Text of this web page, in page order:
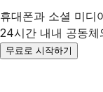
휴대폰과 소셜 미디
24시간 내내 공동체
무료로 시작하기